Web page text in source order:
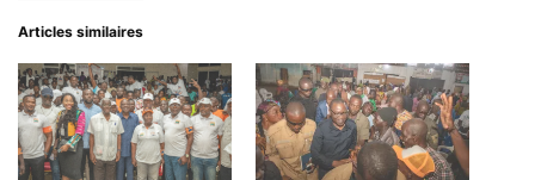
Articles similaires